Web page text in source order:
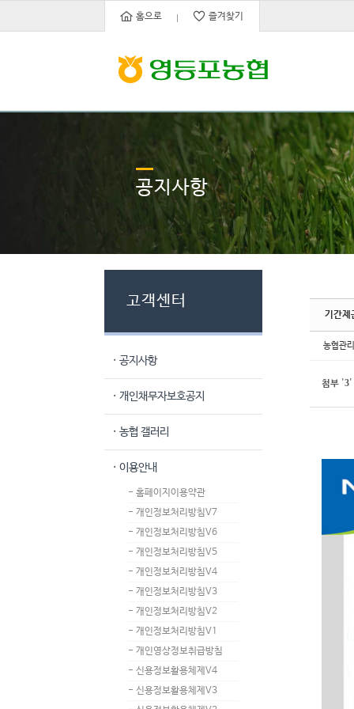
홈으로 즐겨찾기
공지사항
고객센터
· 공지사항
· 개인채무자보호공지
· 농협 갤러리
· 이용안내
- 홈페이지이용약관
- 개인정보처리방침V7
- 개인정보처리방침V6
- 개인정보처리방침V5
- 개인정보처리방침V4
- 개인정보처리방침V3
- 개인정보처리방침V2
- 개인정보처리방침V1
- 개인영상정보취급방침
- 신용정보활용체제V4
- 신용정보활용체제V3
기간제
농협관
첨부 '3'